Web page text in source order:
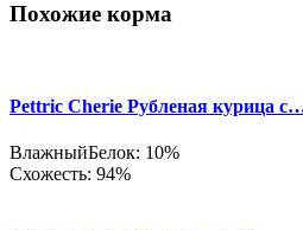
Похожие корма
Pettric Cherie Рубленая курица
ВлажныйБелок: 10%
Схожесть: 94%